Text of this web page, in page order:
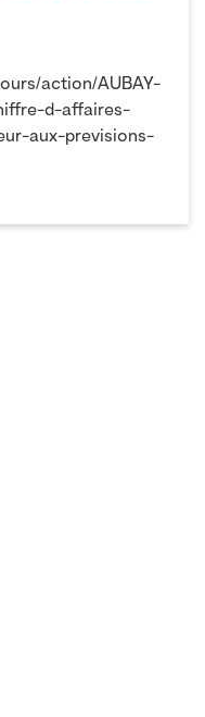
action/AUBAY-
d-affaires-
aux-previsions-